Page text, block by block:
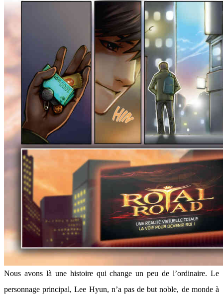
Nous avons là une histoire qui change un peu de l’ordinaire. Le
personnage principal, Lee Hyun, n’a pas de but noble, de monde à